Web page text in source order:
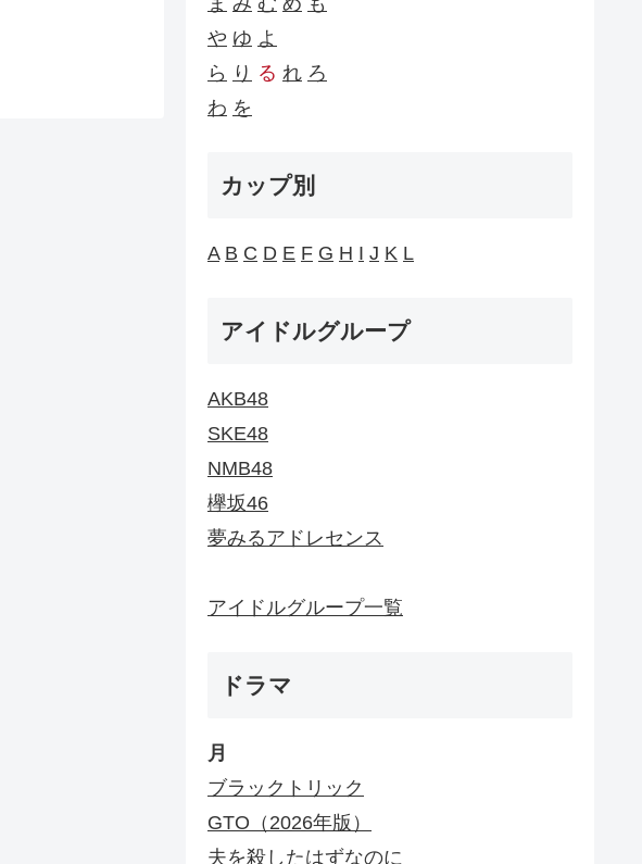
や ゆ よ
ら り る れ ろ
わ を
カップ別
A B C D E F G H I J K L
アイドルグループ
AKB48
SKE48
NMB48
欅坂46
夢みるアドレセンス
アイドルグループ一覧
ドラマ
月
ブラックトリック
GTO（2026年版）
夫を殺したはずなのに